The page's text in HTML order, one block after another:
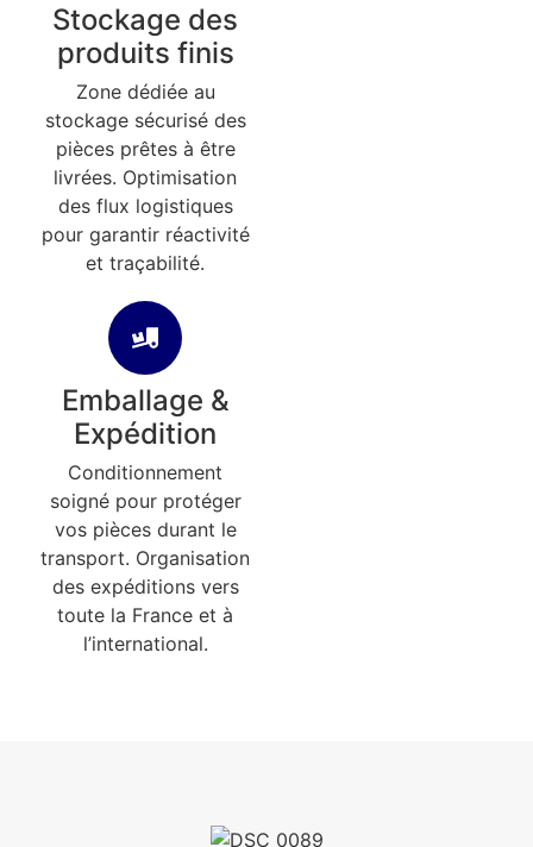
Stockage des
produits finis
Zone dédiée au
stockage sécurisé des
pièces prêtes à être
livrées. Optimisation
des flux logistiques
pour garantir réactivité
et traçabilité.
Emballage &
Expédition
Conditionnement
soigné pour protéger
vos pièces durant le
transport. Organisation
des expéditions vers
toute la France et à
l’international.